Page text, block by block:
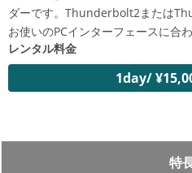
ダーです。Thunderbolt2または
お使いのPCインターフェースに合
レンタル料金
1day/
特